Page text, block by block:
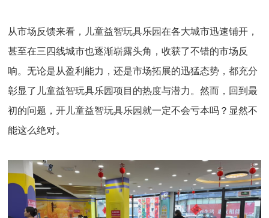
从市场反馈来看，儿童益智玩具乐园在各大城市迅速铺开，
甚至在三四线城市也逐渐崭露头角，收获了不错的市场反
响。无论是从盈利能力，还是市场拓展的迅猛态势，都充分
彰显了儿童益智玩具乐园项目的热度与潜力。然而，回到最
初的问题，开儿童益智玩具乐园就一定不会亏本吗？显然不
能这么绝对。